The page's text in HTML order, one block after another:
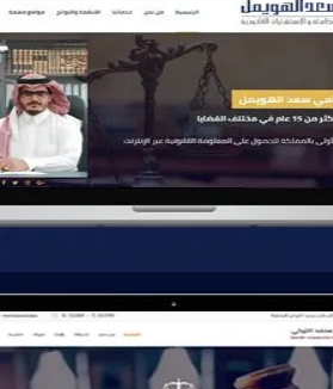
الهويمل للمحاماة
التفاصيل